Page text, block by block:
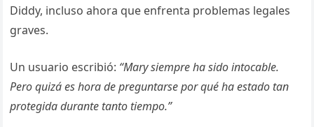
Diddy, incluso ahora que enfrenta problemas legales
graves.
Un usuario escribió: “Mary siempre ha sido intocable.
Pero quizá es hora de preguntarse por qué ha estado tan
protegida durante tanto tiempo.”